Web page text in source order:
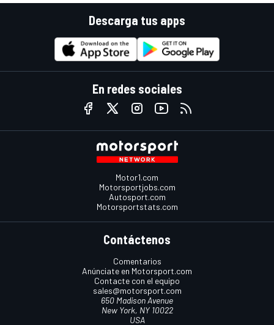
Descarga tus apps
En redes sociales
Motor1.com
Motorsportjobs.com
Autosport.com
Motorsportstats.com
Contáctenos
Comentarios
Anúnciate en Motorsport.com
Contacte con el equipo
sales@motorsport.com
650 Madison Avenue
New York, NY 10022
USA